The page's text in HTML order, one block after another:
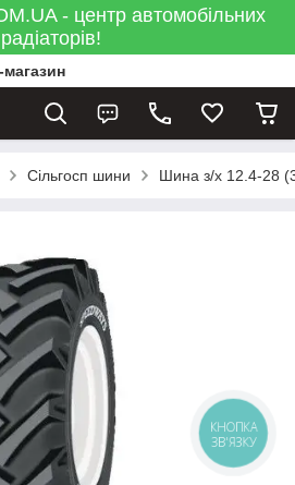
- центр автомобільних
радіаторів!
Сільгосп шини Шина з/х 12.4-28
КНОПКА
ЗВ'ЯЗКУ